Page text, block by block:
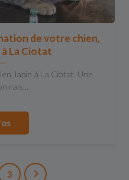
de votre chien,
La Ciotat
lapin à La Ciotat. Une
rais...
3